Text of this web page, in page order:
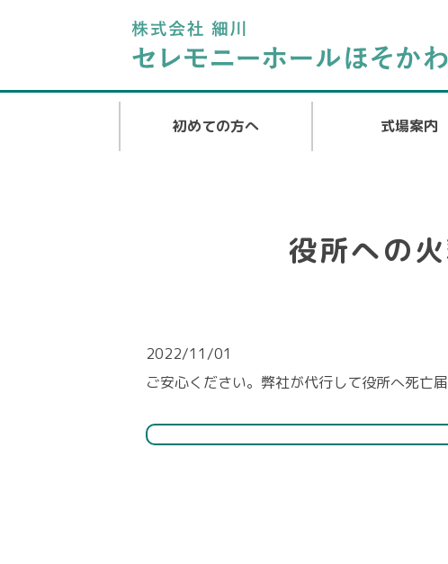
初めての方へ 式場案内
役所への
2022/11/01
ご安心ください。弊社が代行して役所へ死亡